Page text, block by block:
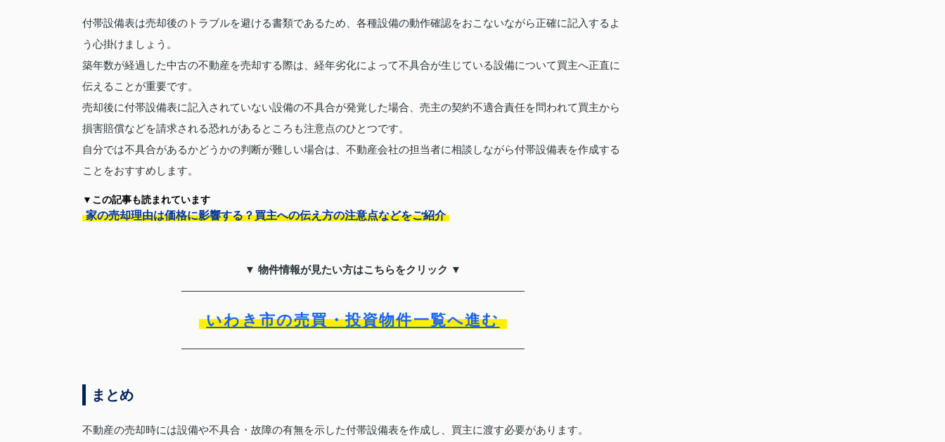
付帯設備表は売却後のトラブルを避ける書類であるため、各種設備の動作確認をおこないながら正確に記入するよ
う心掛けましょう。
築年数が経過した中古の不動産を売却する際は、経年劣化によって不具合が生じている設備について買主へ正直に
伝えることが重要です。
売却後に付帯設備表に記入されていない設備の不具合が発覚した場合、売主の契約不適合責任を問われて買主から
損害賠償などを請求される恐れがあるところも注意点のひとつです。
自分では不具合があるかどうかの判断が難しい場合は、不動産会社の担当者に相談しながら付帯設備表を作成する
ことをおすすめします。
▼この記事も読まれています
家の売却理由は価格に影響する？買主への伝え方の注意点などをご紹介
▼ 物件情報が見たい方はこちらをクリック ▼
いわき市の売買・投資物件一覧へ進む
まとめ
不動産の売却時には設備や不具合・故障の有無を示した付帯設備表を作成し、買主に渡す必要があります。